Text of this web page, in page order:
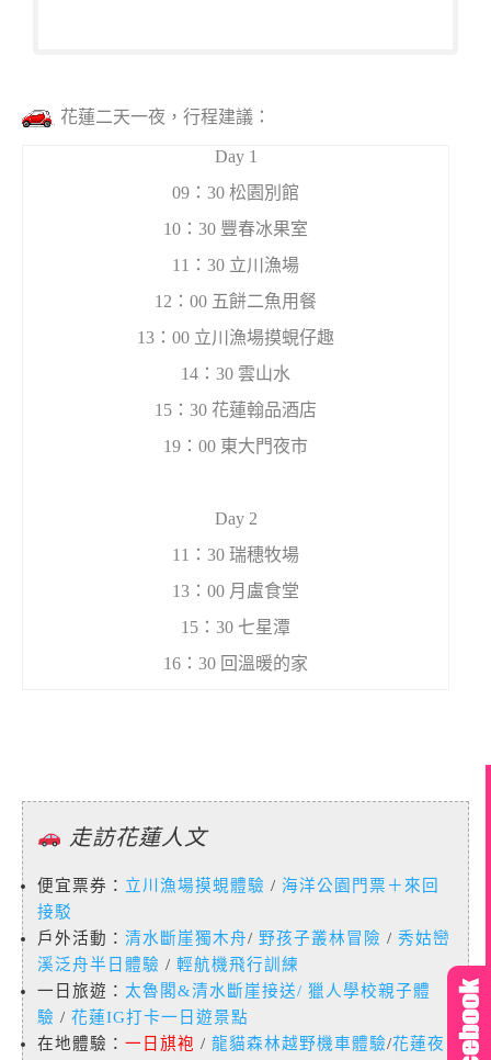
花蓮二天一夜，行程建議：
Day 1
09：30 松園別館
10：30 豐春冰果室
11：30 立川漁場
12：00 五餅二魚用餐
13：00 立川漁場摸蜆仔趣
14：30 雲山水
15：30 花蓮翰品酒店
19：00 東大門夜市
Day 2
11：30 瑞穗牧場
13：00 月盧食堂
15：30 七星潭
16：30 回溫暖的家
走訪花蓮人文
便宜票券： 立川漁場摸蜆體驗 / 海洋公園門票＋來回
接駁
戶外活動： 清水斷崖獨木舟/ 野孩子叢林冒險 / 秀姑巒
溪泛舟半日體驗 / 輕航機飛行訓練
一日旅遊： 太魯閣&清水斷崖接送/ 獵人學校親子體
驗 / 花蓮IG打卡一日遊景點
在地體驗： 一日𣄃袍 / 龍貓森林越野機車體驗/花蓮夜